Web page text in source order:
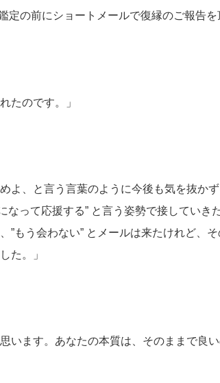
定の前にショートメールで復縁のご報告
たのです。」
よ、と言う言葉のように今後も気を抜か
なって応援する” と言う姿勢で接していき
”もう会わない” とメールは来たけれど、
た。」
います。あなたの本質は、そのままで良い